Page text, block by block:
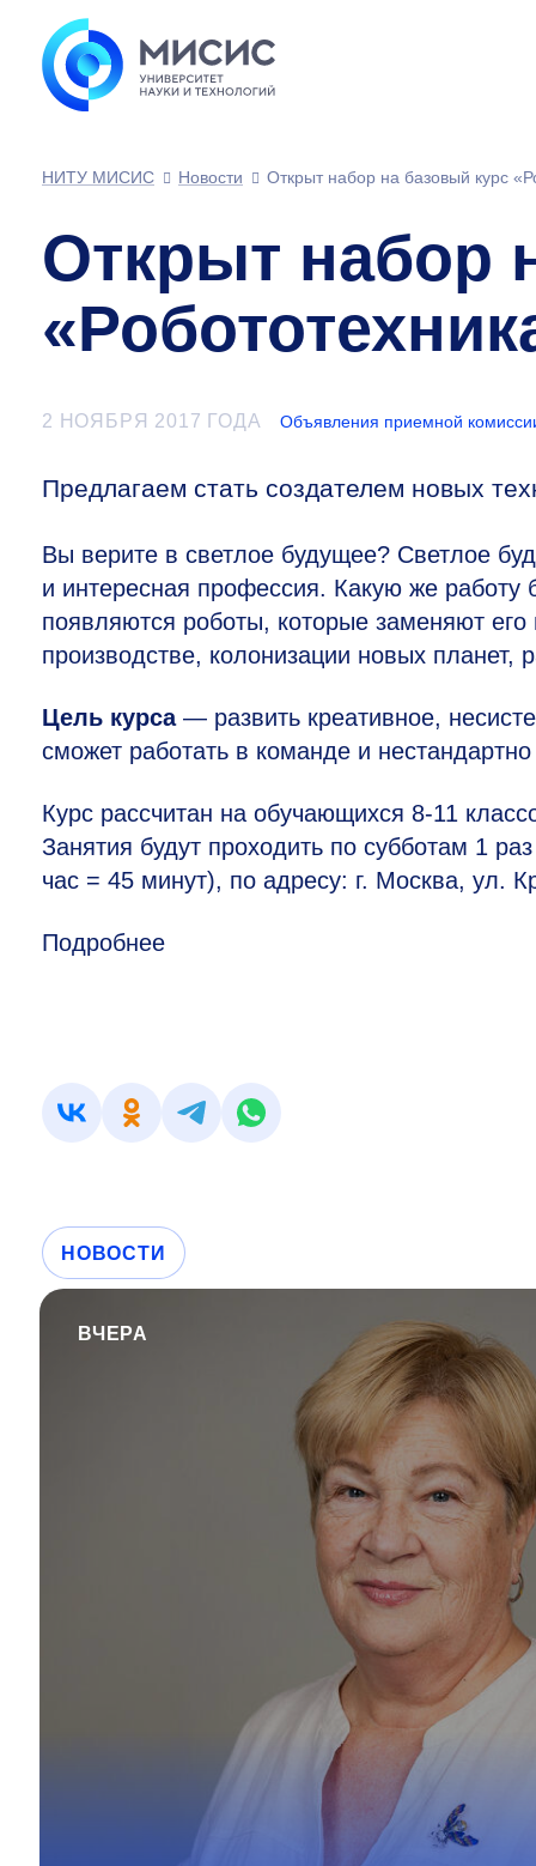
НИТУ МИСИС Новости Открыт набор на базовый курс
Открыт набор
2 НОЯБРЯ 2017 ГОДА Объявления приемной
Предлагаем стать создателем новых
Вы верите в светлое будущее? Светлое
и интересная профессия. Какую же работу
появляются роботы, которые заменяют
производстве, колонизации новых планет,
Цель курса— развить креативное,
сможет работать в команде и
Курс рассчитан на обучающихся 8-11
Занятия будут проходить по субботам 1
час = 45 минут), по адресу: г. Москва, ул.
Подробнее
НОВОСТИ
ВЧЕРА